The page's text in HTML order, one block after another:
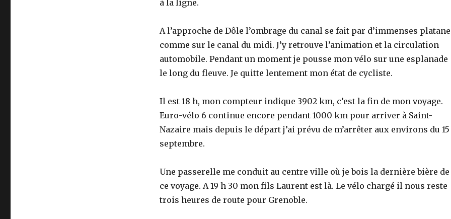
à la ligne.
A l’approche de Dôle l’ombrage du canal se fait par d’immenses
comme sur le canal du midi. J’y retrouve l’animation et la circulation
automobile. Pendant un moment je pousse mon vélo sur une esplanade
le long du fleuve. Je quitte lentement mon état de cycliste.
Il est 18 h, mon compteur indique 3902 km, c’est la fin de mon voyage.
Euro-vélo 6 continue encore pendant 1000 km pour arriver à Saint-
Nazaire mais depuis le départ j’ai prévu de m’arrêter aux environs du 15
septembre.
Une passerelle me conduit au centre ville où je bois la dernière bière de
ce voyage. A 19 h 30 mon fils Laurent est là. Le vélo chargé il nous reste
trois heures de route pour Grenoble.